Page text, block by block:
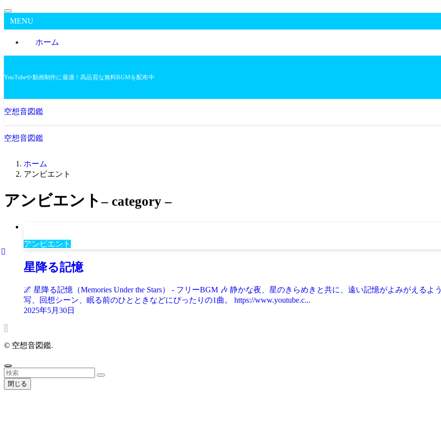
MENU
ホーム
YouTubeや動画制作に最適！高品質な無料BGMを配布中
空想音図鑑
空想音図鑑
ホーム
アンビエント
アンビエント– category –
アンビエント
星降る記憶
🌌 星降る記憶（Memories Under the Stars） - フリーBGM 🎶 静かな夜、星のきらめきと共に、遠い記憶がよみがえる
写、回想シーン、眠る前のひとときなどにぴったりの1曲。 https://www.youtube.c...
2025年5月30日
1
© 空想音図鑑.
閉じる